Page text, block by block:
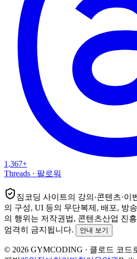
1,367+
Threads · 팔로워
짐코딩 사이트의 강의·콘텐츠·이
의 구성, UI 등의 무단복제, 배포, 방
의 행위는 저작권법, 콘텐츠산업 진
엄격히 금지됩니다.
안내 보기
© 2026 GYMCODING · 클로드 코드